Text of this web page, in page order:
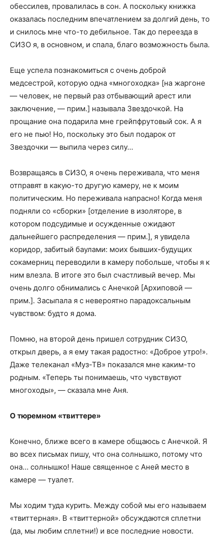
обессилев, провалилась в сон. А поскольку книжка
оказалась последним впечатлением за долгий день, то
и снилось мне что-то дебильное. Так до переезда в
СИЗО я, в основном, и спала, благо возможность была.
Еще успела познакомиться с очень доброй
медсестрой, которую одна «многоходка» [на жаргоне
— человек, не первый раз отбывающий арест или
заключение, — прим.] называла Звездочкой. На
прощание она подарила мне грейпфрутовый сок. А я
его не пью! Но, поскольку это был подарок от
Звездочки — выпила через силу…
Возвращаясь в СИЗО, я очень переживала, что меня
отправят в какую-то другую камеру, не к моим
политическим. Но переживала напрасно! Когда меня
подняли со «сборки» [отделение в изоляторе, в
котором подсудимые и осужденные ожидают
дальнейшего распределения — прим.], я увидела
коридор, забитый баулами: моих бывших-будущих
сокамерниц переводили в камеру побольше, чтобы я к
ним влезла. В итоге это был счастливый вечер. Мы
очень долго обнимались с Анечкой [Архиповой —
прим.]. Засыпала я с невероятно парадоксальным
чувством: будто я дома.
Помню, на второй день пришел сотрудник СИЗО,
открыл дверь, а я ему такая радостно: «Доброе утро!».
Даже телеканал «Муз-ТВ» показался мне каким-то
родным. «Теперь ты понимаешь, что чувствуют
многоходы», — сказала мне Аня.
О тюремном «твиттере»
Конечно, ближе всего в камере общаюсь с Анечкой. Я
во всех письмах пишу, что она солнышко, потому что
она… солнышко! Наше священное с Аней место в
камере — туалет.
Мы ходим туда курить. Между собой мы его называем
«твиттерная». В «твиттерной» обсуждаются сплетни
(да, мы любим сплетни!) и все последние новости.